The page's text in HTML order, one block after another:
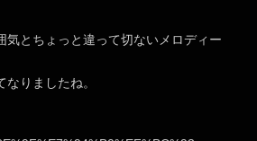
気とちょっと違って切ないメロディー
りましたね。